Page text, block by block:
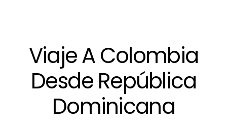
Viaje A Colombia
Desde República
Dominicana